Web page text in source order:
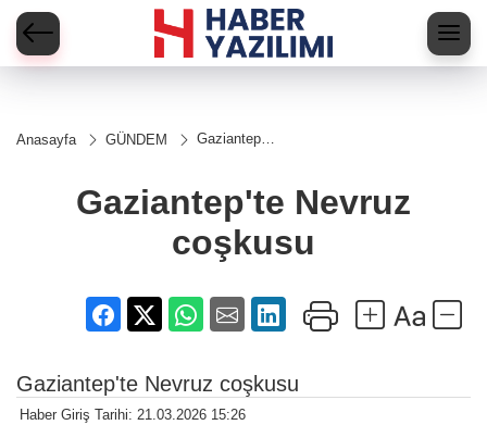
Anasayfa GÜNDEM
Gaziantep'te
Gaziantep'te Nevruz
coşkusu
Gaziantep'te Nevruz coşkusu
Haber Giriş Tarihi: 21.03.2026 15:26